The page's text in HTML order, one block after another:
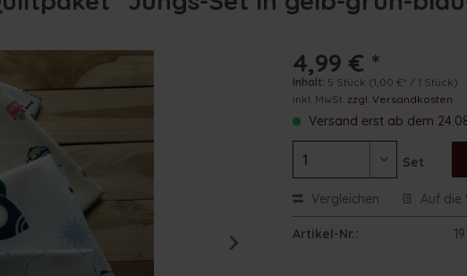
4,99 € *
Inhalt: 5 Stück (1,00 €* / 1 Stück)
inkl. MwSt.zzgl. Versandkosten
Versand erst ab dem
Set
Vergleichen Auf die
Artikel-Nr.: